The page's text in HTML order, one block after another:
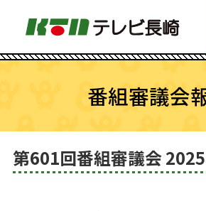
番組審議会
第601回番組審議会